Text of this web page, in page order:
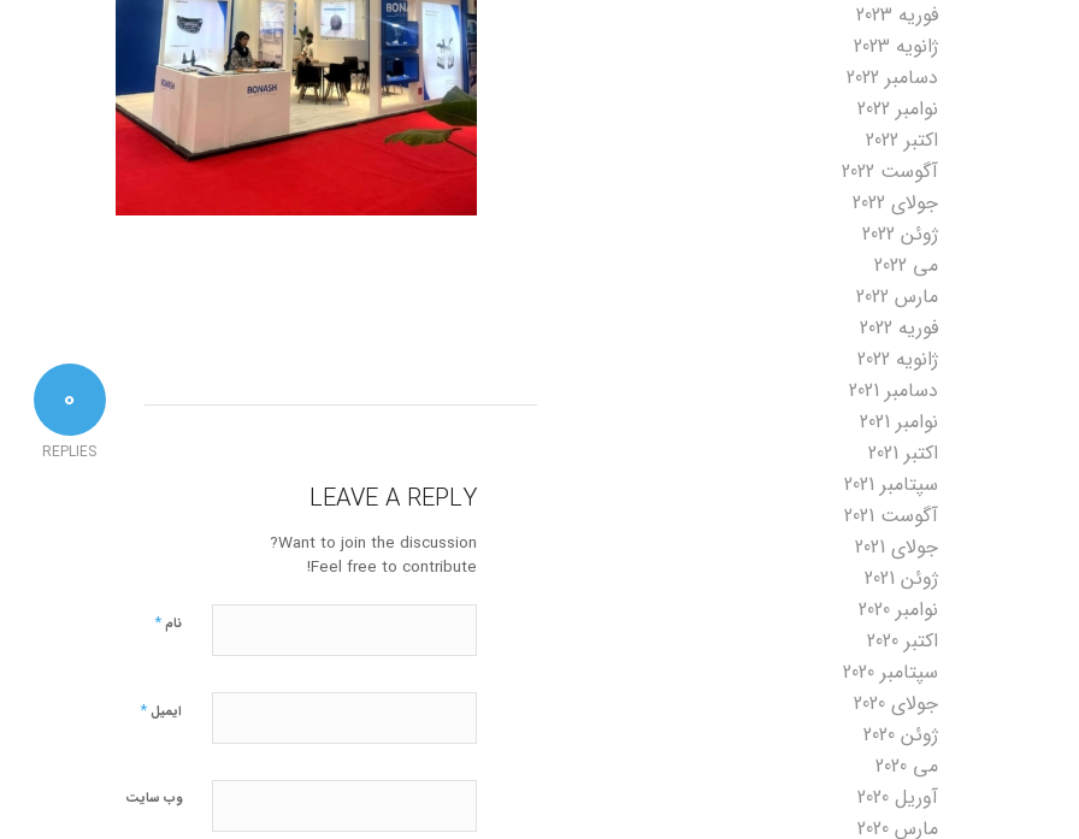
0
REPLIES
LEAVE A REPLY
Want to join the discussion?
Feel free to contribute!
نام*
ایمیل*
وب‌ سایت
فوریه 2023
ژانویه 2023
دسامبر 2022
نوامبر 2022
اکتبر 2022
آگوست 2022
جولای 2022
ژوئن 2022
می 2022
مارس 2022
فوریه 2022
ژانویه 2022
دسامبر 2021
نوامبر 2021
اکتبر 2021
سپتامبر 2021
آگوست 2021
جولای 2021
ژوئن 2021
نوامبر 2020
اکتبر 2020
سپتامبر 2020
جولای 2020
ژوئن 2020
می 2020
آوریل 2020
مارس 2020